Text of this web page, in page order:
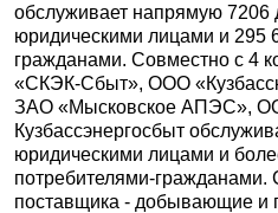
обслуживает напрямую 7206
юридическими лицами и 295
гражданами. Совместно с 4
«СКЭК-Сбыт», ООО
ЗАО «Мысковское АПЭС»,
Кузбассэнергосбыт
юридическими лицами и
потребителями-гражданами.
поставщика - добывающие